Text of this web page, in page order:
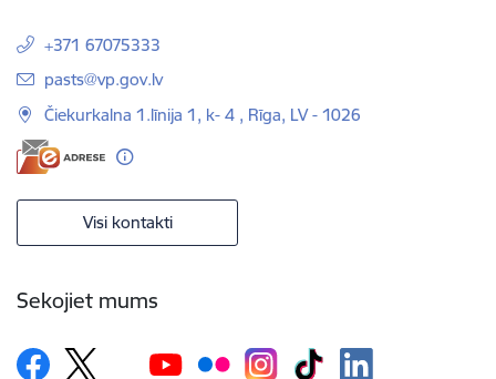
+371 67075333
E-pasts:
pasts@vp.gov.lv
Čiekurkalna 1.līnija 1, k- 4 , Rīga, LV - 1026
Visi kontakti
Sekojiet mums